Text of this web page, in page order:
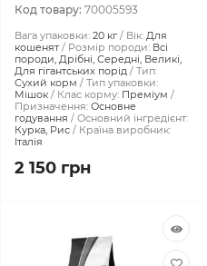
Код товару: 70005593
Вага упаковки: 20 кг Вік: Для
кошенят
Розмір породи: Всі
породи, Дрібні, Середні, Великі,
Для гігантських порід
Тип:
Сухий корм
Тип упаковки:
Мішок
Клас корму: Преміум
Призначення: Основне
годування
Основний інгредієнт:
Курка, Рис
Країна виробник:
Італія
2 150 грн